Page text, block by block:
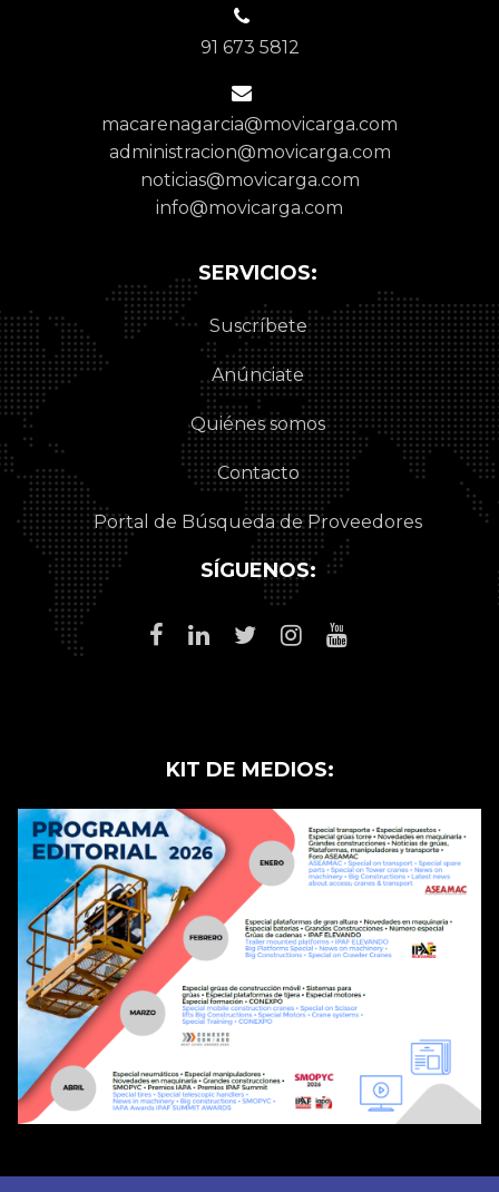
91 673 5812
macarenagarcia@movicarga.com
administracion@movicarga.com
noticias@movicarga.com
info@movicarga.com
SERVICIOS:
Suscríbete
Anúnciate
Quiénes somos
Contacto
Portal de Búsqueda de Proveedores
SÍGUENOS:
KIT DE MEDIOS: